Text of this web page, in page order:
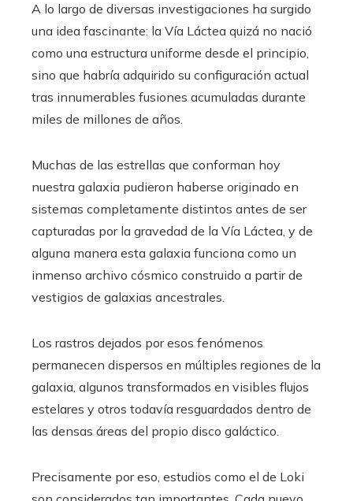
A lo largo de diversas investigaciones ha surgido
una idea fascinante: la Vía Láctea quizá no nació
como una estructura uniforme desde el principio,
sino que habría adquirido su configuración actual
tras innumerables fusiones acumuladas durante
miles de millones de años.
Muchas de las estrellas que conforman hoy
nuestra galaxia pudieron haberse originado en
sistemas completamente distintos antes de ser
capturadas por la gravedad de la Vía Láctea, y de
alguna manera esta galaxia funciona como un
inmenso archivo cósmico construido a partir de
vestigios de galaxias ancestrales.
Los rastros dejados por esos fenómenos
permanecen dispersos en múltiples regiones de la
galaxia, algunos transformados en visibles flujos
estelares y otros todavía resguardados dentro de
las densas áreas del propio disco galáctico.
Precisamente por eso, estudios como el de Loki